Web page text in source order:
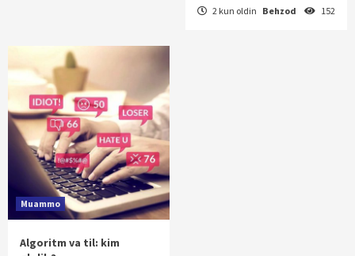
2 kun oldin Behzod 152
Muammo
Algoritm va til: kim